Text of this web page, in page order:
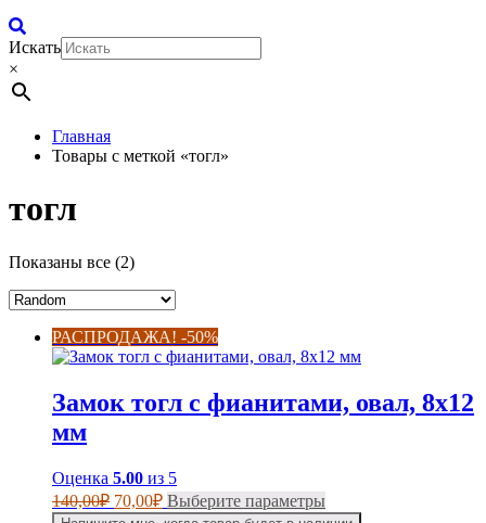
Искать
×
Главная
Товары с меткой «тогл»
тогл
Показаны все (2)
РАСПРОДАЖА! -50%
Замок тогл с фианитами, овал, 8х12
мм
Оценка 5.00 из 5
140,00₽ Первоначальная
цена
70,00₽Текущая
цена:
Выберите параметрыЭтот
товар